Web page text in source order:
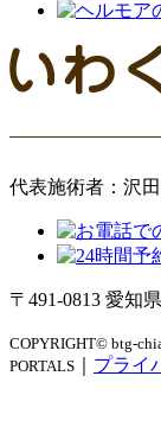
代表施術者：沢
〒491-0813 愛知
COPYRIGHT© btg-
PORTALS
プライ